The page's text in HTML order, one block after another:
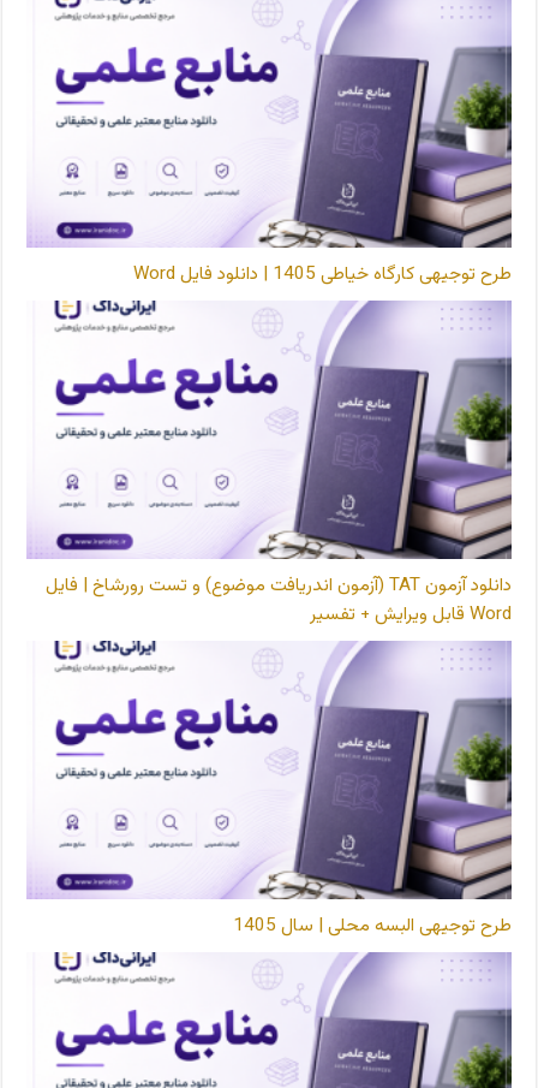
طرح توجیهی کارگاه خیاطی 1405 | دانلود فایل Word
دانلود آزمون TAT (آزمون اندریافت موضوع) و تست رورشاخ | فایل
Word قابل ویرایش + تفسیر
طرح توجیهی البسه محلی | سال 1405